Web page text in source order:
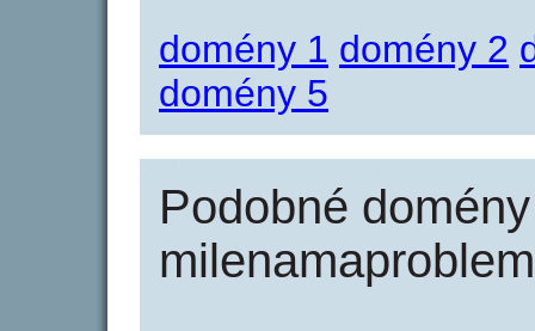
domény 1 domény 2
domény 5
Podobné